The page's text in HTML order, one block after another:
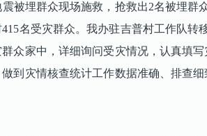
埋群众现场施救，抢救出2名被埋群
名受灾群众。我办驻吉普村工作队转
众家中，详细询问受灾情况，认真填
到灾情核查统计工作数据准确、排查